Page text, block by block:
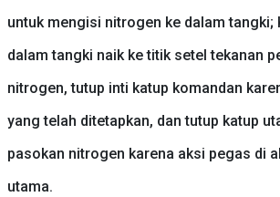
untuk mengisi nitrogen ke dalam tangki;
dalam tangki naik ke titik setel tekanan
nitrogen, tutup inti katup komandan
yang telah ditetapkan, dan tutup katup
pasokan nitrogen karena aksi pegas di
utama.